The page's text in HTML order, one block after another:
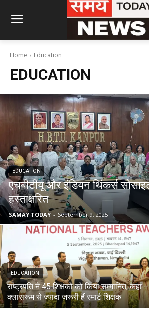
Home Education
EDUCATION
EDUCATION
एचबीटीयू और इंडियन थिंकर्स
हस्ताक्षरित
SAMAY TODAY - September 9, 2025
EDUCATION
राष्ट्रपति ने 45 शिक्षकों को किया सम्मानित, कहा –
क्लासरूम से ज्यादा जरूरी हैं स्मार्ट शिक्षक